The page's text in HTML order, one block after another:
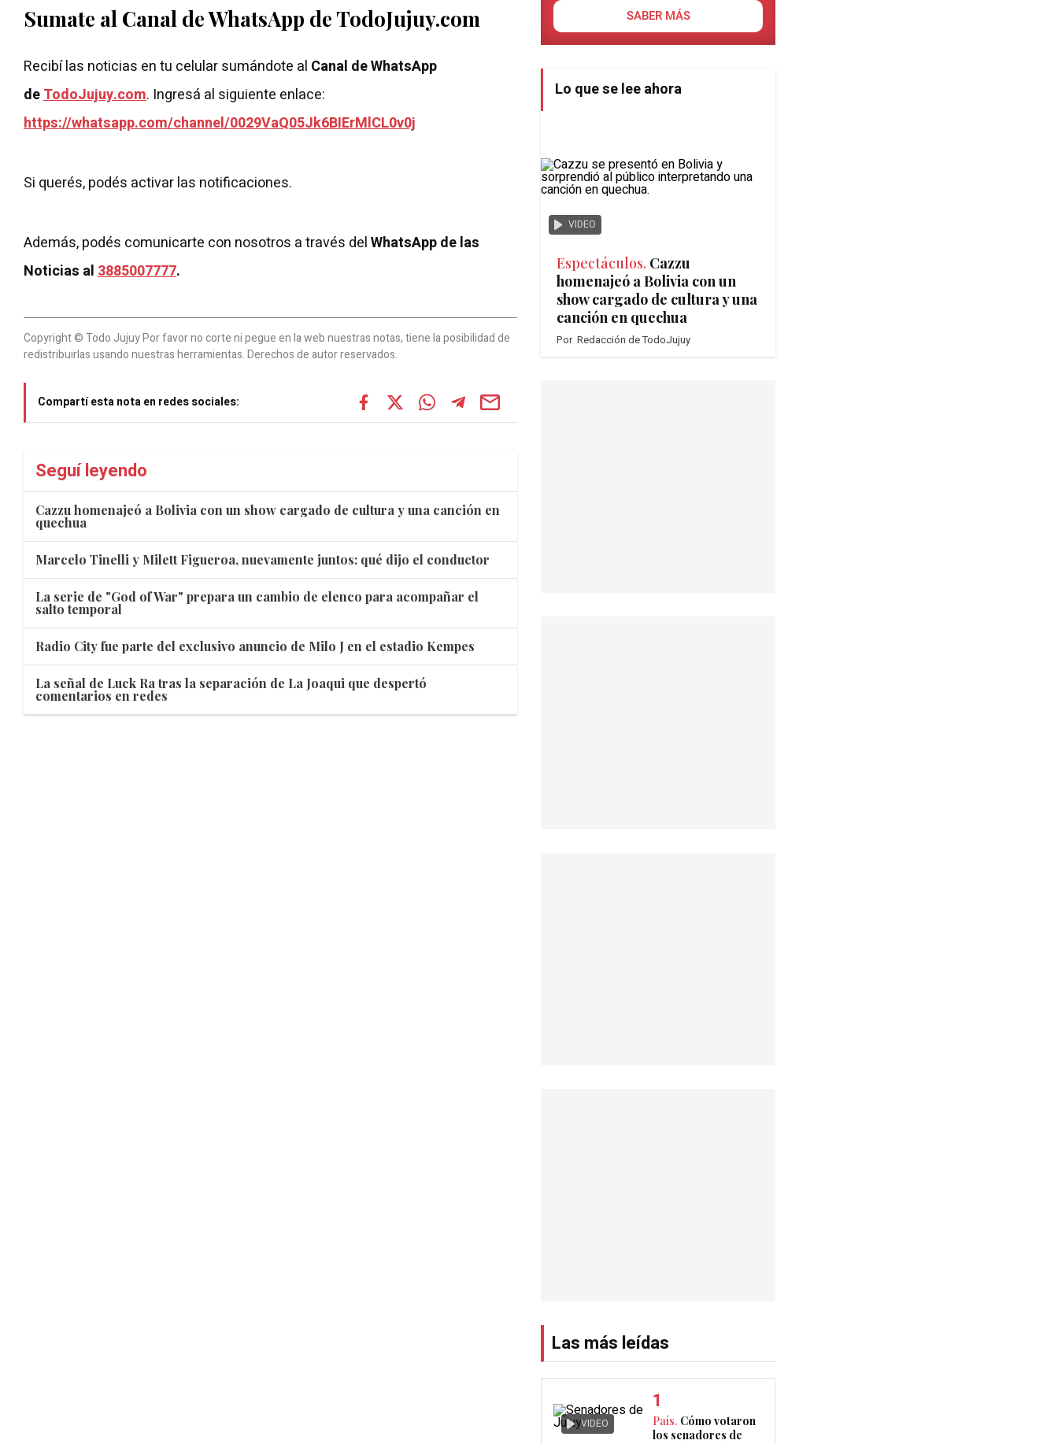
Sumate al Canal de WhatsApp de TodoJujuy.com
Recibí las noticias en tu celular sumándote al Canal de WhatsApp
deTodoJujuy.com. Ingresá al siguiente enlace:
https://whatsapp.com/channel/0029VaQ05Jk6BIErMlCL0v0j
Si querés, podés activar las notificaciones.
Además, podés comunicarte con nosotros a través delWhatsApp de las
Noticias al3885007777.
Copyright © Todo Jujuy Por favor no corte ni pegue en la web nuestras notas, tiene la posibilidad de
redistribuirlas usando nuestras herramientas. Derechos de autor reservados.
Compartí esta nota en redes sociales:
Seguí leyendo
Cazzu homenajeó a Bolivia con un show cargado de cultura y una canción en
quechua
Marcelo Tinelli y Milett Figueroa, nuevamente juntos: qué dijo el conductor
La serie de "God of War" prepara un cambio de elenco para acompañar el
salto temporal
Radio City fue parte del exclusivo anuncio de Milo J en el estadio Kempes
La señal de Luck Ra tras la separación de La Joaqui que despertó
comentarios en redes
SABER MÁS
Lo que se lee ahora
VIDEO
Espectáculos. Cazzu
homenajeó a Bolivia con un
show cargado de cultura y una
canción en quechua
Por Redacción de TodoJujuy
Las más leídas
VIDEO País. Cómo votaron
los senadores de